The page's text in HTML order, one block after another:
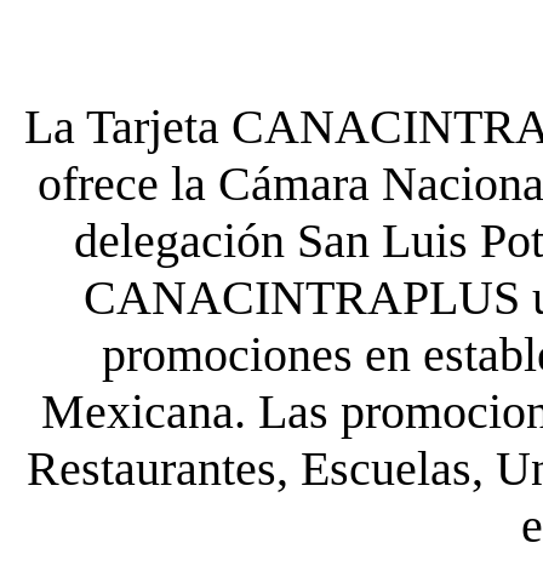
La Tarjeta
ofrece la Cámara
delegación San Luis
CANACINTRAPLUS
promociones en
Mexicana. Las
Restaurantes, Escuelas,